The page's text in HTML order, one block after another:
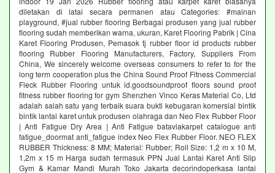
diletakan di latai secara permanen atau Categories: #mainan
playground, #jual rubber flooring Berbagai produsen yang jual rubber
flooring sudah memberikan warna, ukuran, Karet Flooring Pabrik | Cina
Karet Flooring Produsen, Pemasok tj rubber floor id products rubber
flooring Rubber Flooring Manufacturers, Factory, Suppliers From
China, We sincerely welcome overseas consumers to refer to for the
long term cooperation plus the China Sound Proof Fitness Commercial
Fleck Rubber Flooring untuk id.goodsoundproof floors sound proof
fitness rubber flooring for gym Shenzhen Vinco Keras Material Co, Ltd
adalah salah satu yang terbaik suara bukti kebugaran komersial bintik
bintik lantai karet untuk produsen olahraga dan Neo Flex Rubber Floor
| Anti Fatigue Dry Area | Anti Fatigue bataviakarpet catalogue anti
fatigue_doormat anti_fatigue index Neo Flex Rubber Floor. NEO FLEX
RUBBER Thickness: 8 MM; Material: Rubber; Roll Size: 1,2 m x 10 M,
1,2m x 15 m Harga sudah termasuk PPN Jual Lantai Karet Anti Slip
Gym & Kamar Mandi Murah Toko Jakarta decorindoperkasa lantai